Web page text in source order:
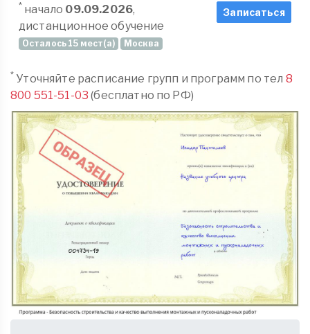
* начало 09.09.2026,
дистанционное обучение
Осталось 15 мест(а) Москва
Записаться
* Уточняйте расписание групп и программ по тел 8
800 551-51-03 (бесплатно по РФ)